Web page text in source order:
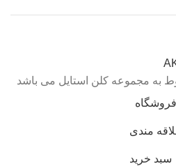
به مجموعه کلن استایل می باشد
فروشگاه
مندی
سبد خرید